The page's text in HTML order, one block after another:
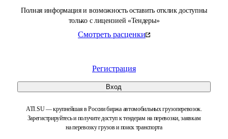
Полная информация и возможность оставить отклик доступны
только с лицензией «Тендеры»
Смотреть расценки
Регистрация
Вход
ATI.SU — крупнейшая в России биржа автомобильных грузоперевозок.
Зарегистрируйтесь и получите доступ к тендерам на перевозки, заявкам
на перевозку грузов и поиск транспорта